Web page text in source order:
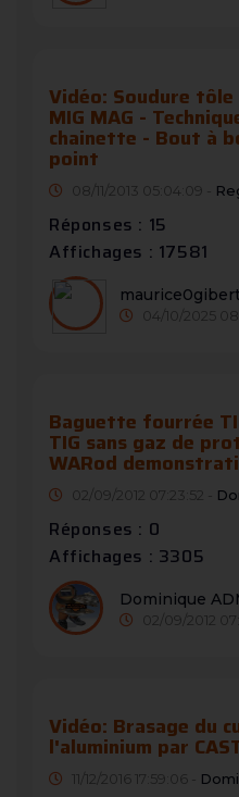
Vidéo: Soudure
MIG MAG -
chainette - Bout à
point
08/11/2013 05:04:09 -
Réponses : 15
Affichages : 17581
maurice0gibert
04/10/2025
Baguette fourrée
TIG sans gaz de
WARod
02/09/2012 07:23:52 -
Réponses : 0
Affichages : 3305
Dominique
02/09/2012
Vidéo: Brasage du
l'aluminium par
11/12/2016 17:59:06 -